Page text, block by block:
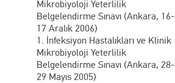
Mikrobiyoloji Yeterlilik
Belgelendirme Sınavı (Ankara, 16-
17 Aralık 2006)
1. İnfeksiyon Hastalıkları ve Klinik
Mikrobiyoloji Yeterlilik
Belgelendirme Sınavı (Ankara, 28-
29 Mayıs 2005)